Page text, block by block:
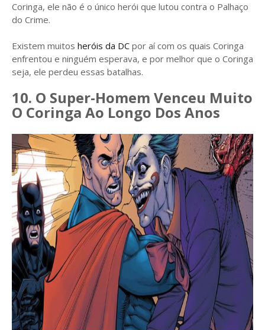
Coringa, ele não é o único herói que lutou contra o Palhaço
do Crime.
Existem muitos heróis da DC por aí com os quais Coringa
enfrentou e ninguém esperava, e por melhor que o Coringa
seja, ele perdeu essas batalhas.
10. O Super-Homem Venceu Muito
O Coringa Ao Longo Dos Anos